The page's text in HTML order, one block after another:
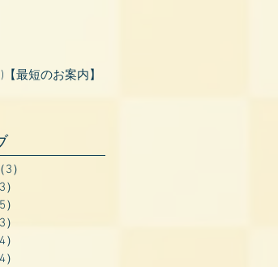
最短のお案内】
（3）
）
）
）
）
）